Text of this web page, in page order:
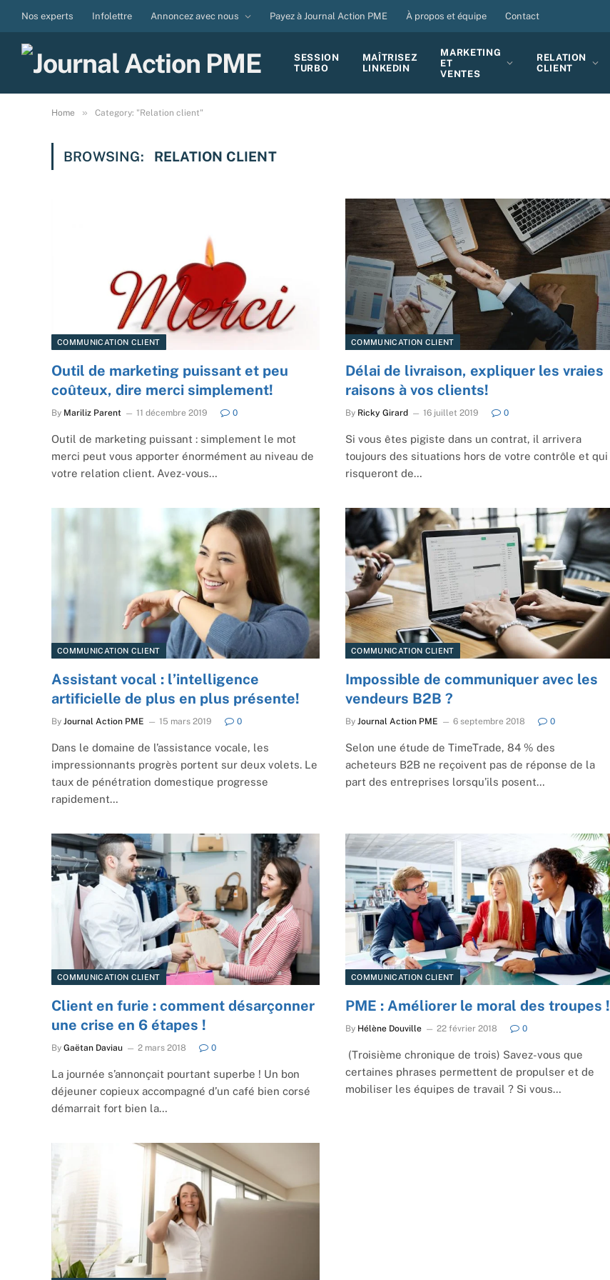
Nos experts Infolettre Annoncez avec nous Payez à Journal Action PME À propos et équipe Contact
SESSION
TURBO
MAÎTRISEZ
LINKEDIN
MARKETING
ET
VENTES
RELATION
CLIENT
Home » Category: "Relation client"
BROWSING: RELATION CLIENT
COMMUNICATION CLIENT
Outil de marketing puissant et peu
coûteux, dire merci simplement!
By Mariliz Parent 11 décembre 2019 0
Outil de marketing puissant : simplement le mot
merci peut vous apporter énormément au niveau de
votre relation client. Avez-vous…
COMMUNICATION CLIENT
Délai de livraison, expliquer les vraies
raisons à vos clients!
By Ricky Girard 16 juillet 2019 0
Si vous êtes pigiste dans un contrat, il arrivera
toujours des situations hors de votre contrôle et qui
risqueront de…
COMMUNICATION CLIENT
Assistant vocal : l’intelligence
artificielle de plus en plus présente!
By Journal Action PME 15 mars 2019 0
Dans le domaine de l’assistance vocale, les
impressionnants progrès portent sur deux volets. Le
taux de pénétration domestique progresse
rapidement…
COMMUNICATION CLIENT
Impossible de communiquer avec les
vendeurs B2B ?
By Journal Action PME 6 septembre 2018 0
Selon une étude de TimeTrade, 84 % des
acheteurs B2B ne reçoivent pas de réponse de la
part des entreprises lorsqu’ils posent…
COMMUNICATION CLIENT
Client en furie : comment désarçonner
une crise en 6 étapes !
By Gaëtan Daviau 2 mars 2018 0
La journée s’annonçait pourtant superbe ! Un bon
déjeuner copieux accompagné d’un café bien corsé
démarrait fort bien la…
COMMUNICATION CLIENT
PME : Améliorer le moral des troupes !
By Hélène Douville 22 février 2018 0
(Troisième chronique de trois) Savez-vous que
certaines phrases permettent de propulser et de
mobiliser les équipes de travail ? Si vous…